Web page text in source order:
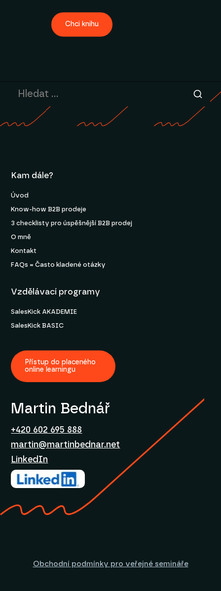
Chci knihu
Kam dále?
Úvod
Know-how B2B prodeje
3 checklisty pro úspěšnější B2B prodej
O mně
Kontakt
FAQs = Často kladené otázky
Vzdělávací programy
SalesKick AKADEMIE
SalesKick BASIC
Přístup do placeného
online learningu
Martin Bednář
+420 602 695 888
martin@martinbednar.net
LinkedIn
Obchodní podmínky pro veřejné semináře